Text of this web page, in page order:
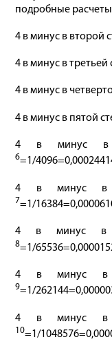
подробные
4 в минус в второй
4 в минус в третьей
4 в минус в
4 в минус в пятой
4 в минус в
6=1/
4 в минус в
7=1/
4 в минус в
8=1/
4 в минус в
9=1/
4 в минус в
10=1/